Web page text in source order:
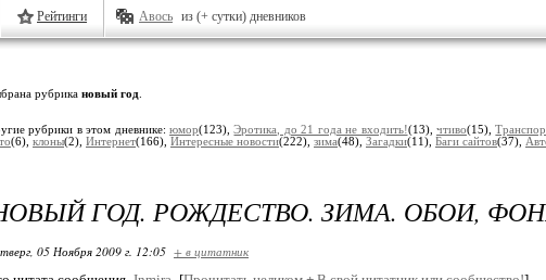
Рейтинги Авось из (+ сутки) дневников
рубрика новый год
рубрики в этом дневнике:юмор(123),Эротика, до 21 года не входить!(13), чтиво(15),
(6), клоны(2), Интернет(166), Интересные новости(222), зима(48), Загадки(11), Баги сайтов(37),
ГОД. РОЖДЕСТВО. ЗИМА. ОБОИ,
05 Ноября 2009 г. 12:05 + в цитатник